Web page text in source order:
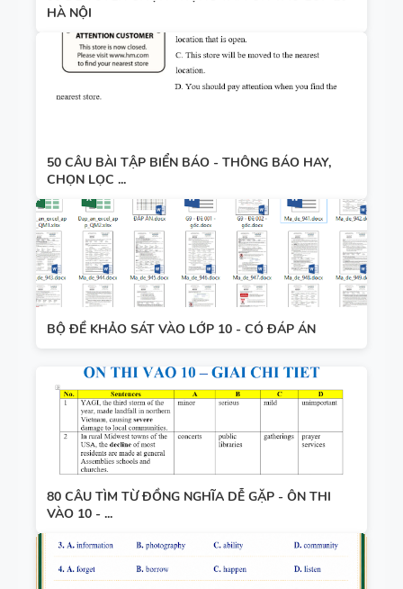
HÀ NỘI
50 CÂU BÀI TẬP BIỂN BÁO - THÔNG BÁO HAY,
CHỌN LỌC ...
BỘ ĐỀ KHẢO SÁT VÀO LỚP 10 - CÓ ĐÁP ÁN
80 CÂU TÌM TỪ ĐỒNG NGHĨA DỄ GẶP - ÔN THI
VÀO 10 - ...